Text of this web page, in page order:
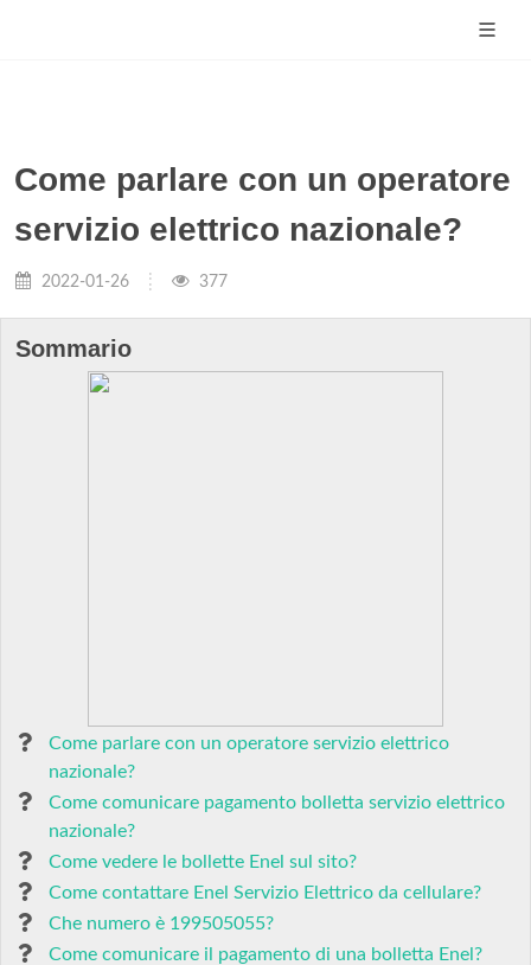
Come parlare con un operatore
servizio elettrico nazionale?
2022-01-26 377
Sommario
Come parlare con un operatore servizio elettrico
nazionale?
Come comunicare pagamento bolletta servizio elettrico
nazionale?
Come vedere le bollette Enel sul sito?
Come contattare Enel Servizio Elettrico da cellulare?
Che numero è 199505055?
Come comunicare il pagamento di una bolletta Enel?